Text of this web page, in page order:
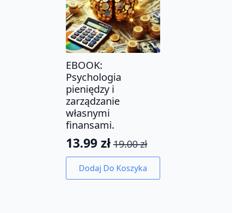
EBOOK:
Psychologia
pieniędzy i
zarządzanie
własnymi
finansami.
19.00zł
Pierwotna
cena
wynosiła:
13.99 zł
Aktualna
cena
wynosi:
Dodaj Do Koszyka